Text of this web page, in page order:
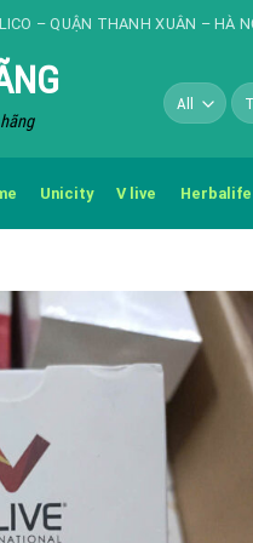
– QUẬN THANH XUÂN – HÀ
Tìm
Unicity V live Herbalife